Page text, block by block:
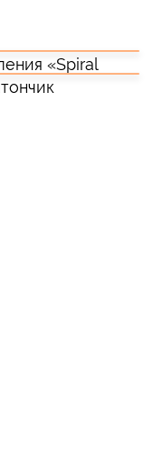
«Spiral